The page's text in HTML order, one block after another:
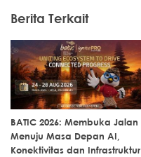
Berita Terkait
BATIC 2026: Membuka Jalan
Menuju Masa Depan AI,
Konektivitas dan Infrastruktur